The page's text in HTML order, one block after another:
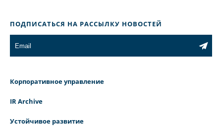
ПОДПИСАТЬСЯ НА РАССЫЛКУ НОВОСТЕЙ
Корпоративное управление
IR Archive
Устойчивое развитие